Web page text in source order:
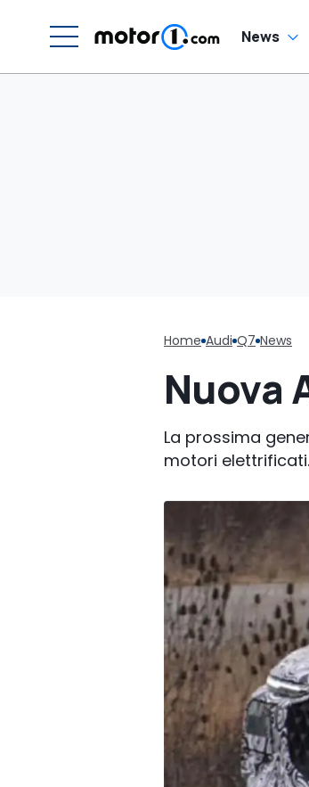
News
Home Audi Q7 News
Nuova
La prossima
motori elettrificati.